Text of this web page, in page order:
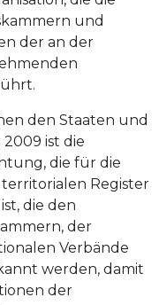
und
der an der
den Staaten und
ist die
die für die
Register
die den
der
Verbände
werden, damit
der